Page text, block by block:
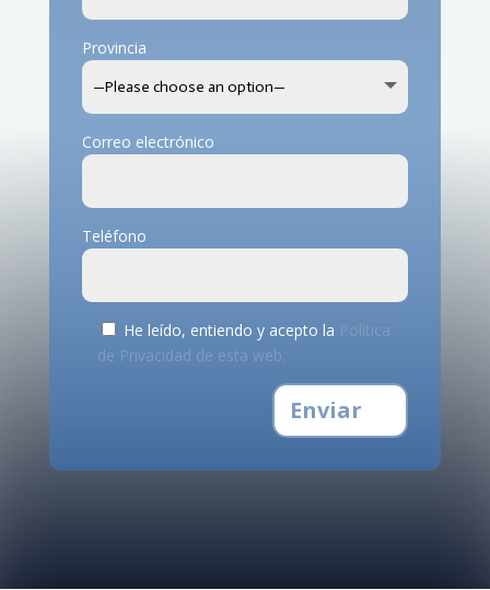
Provincia
Correo electrónico
Teléfono
He leído, entiendo y acepto la Política
de Privacidad de esta web.
Enviar